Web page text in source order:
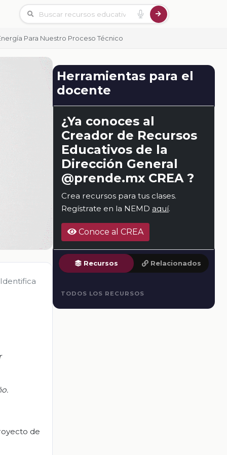
Para Nuestro Proceso Técnico
de
Herramientas para el
docente
¿Ya conoces al
Creador de Recursos
Educativos de la
Dirección General
@prende.mx CREA ?
Crea recursos para tus clases.
Regístrate en la NEMD aquí.
Conoce al CREA
Recursos Relacionados
TODOS LOS RECURSOS